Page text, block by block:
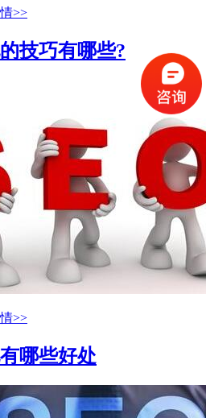
>>
技巧有哪些?
>>
哪些好处